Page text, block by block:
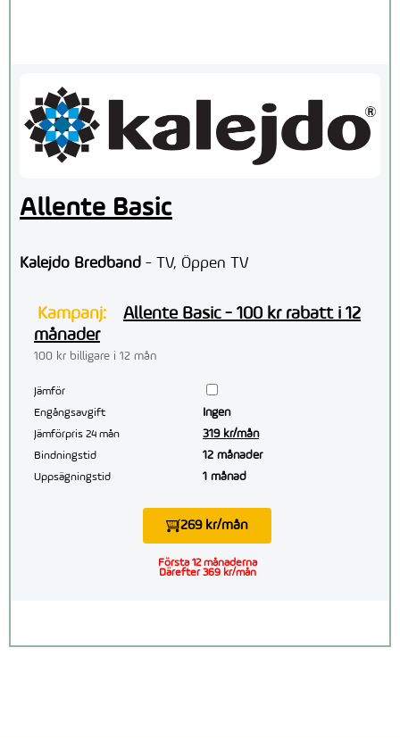
Allente Basic
Kalejdo Bredband - TV, Öppen TV
Kampanj:
Allente Basic - 100 kr rabatt i 12
månader
100 kr billigare i 12 mån
Jämför
Engångsavgift
Ingen
Jämförpris 24 mån 319 kr/mån
Bindningstid 12 månader
Uppsägningstid 1 månad
269 kr/mån
Första 12 månaderna
Därefter 369 kr/mån